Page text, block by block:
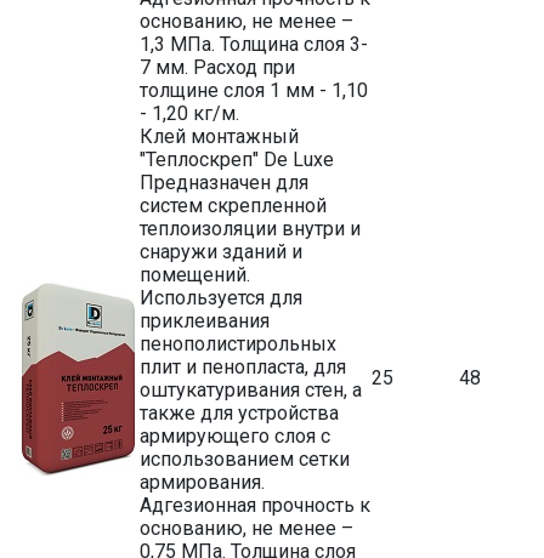
основанию, не менее –
1,3 МПа. Толщина слоя 3-
7 мм. Расход при
толщине слоя 1 мм - 1,10
- 1,20 кг/м.
Клей монтажный
"Теплоскреп" De Luxe
25 48
Предназначен для
систем скрепленной
теплоизоляции внутри и
снаружи зданий и
помещений.
Используется для
приклеивания
пенополистирольных
плит и пенопласта, для
оштукатуривания стен, а
также для устройства
армирующего слоя с
использованием сетки
армирования.
Адгезионная прочность к
основанию, не менее –
0,75 МПа. Толщина слоя